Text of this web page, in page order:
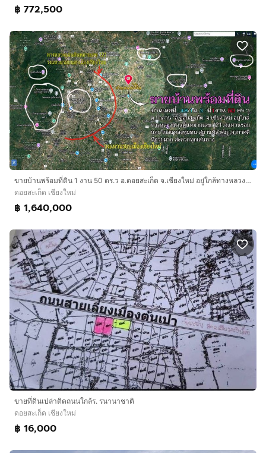
฿ 772,500
ขายบ้านพร้อมที่ดิน 1 งาน 50 ตร.ว อ.ดอยสะเก็ด จ.เชียงใหม่ อยู่ใกล้ทางหลวงแผ่นดินหมายเลข121
ดอยสะเก็ด เชียงใหม่
฿ 1,640,000
ขายที่ดินเปล่าติดถนนใกล้ร. รนานาชาติ
ดอยสะเก็ด เชียงใหม่
฿ 16,000